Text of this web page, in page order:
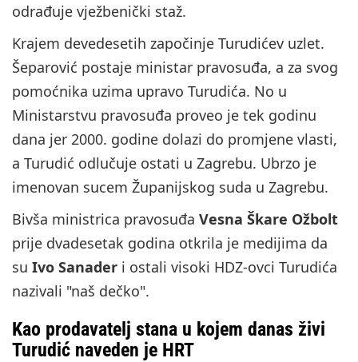
odrađuje vježbenički staž.
Krajem devedesetih započinje Turudićev uzlet.
Šeparović postaje ministar pravosuđa, a za svog
pomoćnika uzima upravo Turudića. No u
Ministarstvu pravosuđa proveo je tek godinu
dana jer 2000. godine dolazi do promjene vlasti,
a Turudić odlučuje ostati u Zagrebu. Ubrzo je
imenovan sucem Županijskog suda u Zagrebu.
Bivša ministrica pravosuđa Vesna Škare Ožbolt
prije dvadesetak godina otkrila je medijima da
su Ivo Sanader i ostali visoki HDZ-ovci Turudića
nazivali "naš dečko".
Kao prodavatelj stana u kojem danas živi
Turudić naveden je HRT